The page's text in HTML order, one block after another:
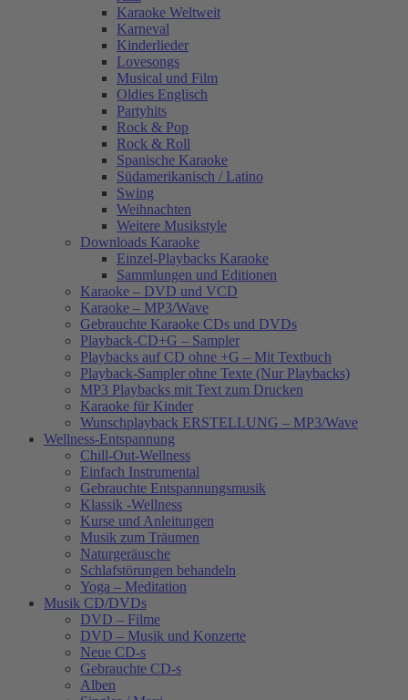
Karaoke Weltweit
Karneval
Kinderlieder
Lovesongs
Musical und Film
Oldies Englisch
Partyhits
Rock & Pop
Rock & Roll
Spanische Karaoke
Südamerikanisch / Latino
Swing
Weihnachten
Weitere Musikstyle
Downloads Karaoke
Einzel-Playbacks Karaoke
Sammlungen und Editionen
Karaoke – DVD und VCD
Karaoke – MP3/Wave
Gebrauchte Karaoke CDs und DVDs
Playback-CD+G – Sampler
Playbacks auf CD ohne +G – Mit Textbuch
Playback-Sampler ohne Texte (Nur Playbacks)
MP3 Playbacks mit Text zum Drucken
Karaoke für Kinder
Wunschplayback ERSTELLUNG – MP3/Wave
Wellness-Entspannung
Chill-Out-Wellness
Einfach Instrumental
Gebrauchte Entspannungsmusik
Klassik -Wellness
Kurse und Anleitungen
Musik zum Träumen
Naturgeräusche
Schlafstörungen behandeln
Yoga – Meditation
Musik CD/DVDs
DVD – Filme
DVD – Musik und Konzerte
Neue CD-s
Gebrauchte CD-s
Alben